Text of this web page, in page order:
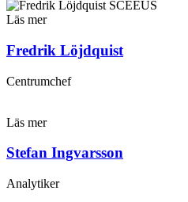
Läs mer
Fredrik Löjdquist
Centrumchef
Läs mer
Stefan Ingvarsson
Analytiker